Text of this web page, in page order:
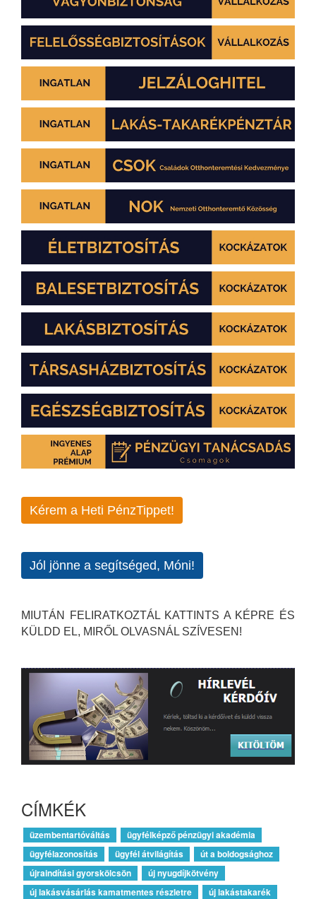
Kérem a Heti PénzTippet!
Jól jönne a segítséged, Móni!
MIUTÁN FELIRATKOZTÁL KATTINTS A KÉPRE ÉS
KÜLDD EL, MIRŐL OLVASNÁL SZÍVESEN!
CÍMKÉK
üzembentartóváltás
ügyfélképző pénzügyi akadémia
ügyfélazonosítás
ügyfél átvilágítás
út a boldogsághoz
újraindítási gyorskölcsön
új nyugdíjkötvény
új lakásvásárlás kamatmentes részletre
új lakástakarék